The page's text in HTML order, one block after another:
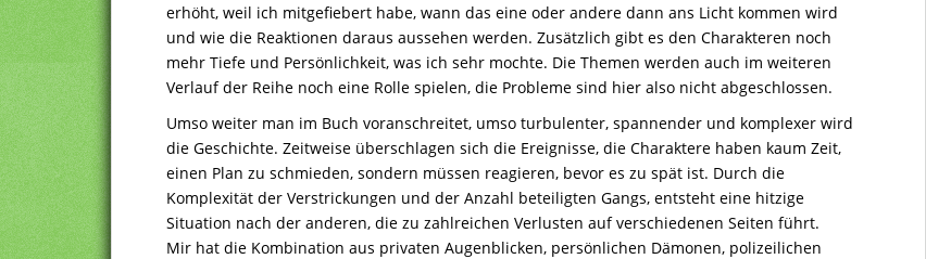
erhöht, weil ich mitgefiebert habe, wann das eine oder andere dann ans Licht kommen wird
und wie die Reaktionen daraus aussehen werden. Zusätzlich gibt es den Charakteren noch
mehr Tiefe und Persönlichkeit, was ich sehr mochte. Die Themen werden auch im weiteren
Verlauf der Reihe noch eine Rolle spielen, die Probleme sind hier also nicht abgeschlossen.
Umso weiter man im Buch voranschreitet, umso turbulenter, spannender und komplexer wird
die Geschichte. Zeitweise überschlagen sich die Ereignisse, die Charaktere haben kaum Zeit,
einen Plan zu schmieden, sondern müssen reagieren, bevor es zu spät ist. Durch die
Komplexität der Verstrickungen und der Anzahl beteiligten Gangs, entsteht eine hitzige
Situation nach der anderen, die zu zahlreichen Verlusten auf verschiedenen Seiten führt.
Mir hat die Kombination aus privaten Augenblicken, persönlichen Dämonen, polizeilichen